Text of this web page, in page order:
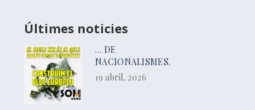
Últimes noticies
… DE
NACIONALISMES.
19 abril, 2026